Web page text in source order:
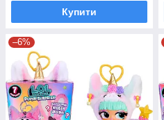
Купити
–6%